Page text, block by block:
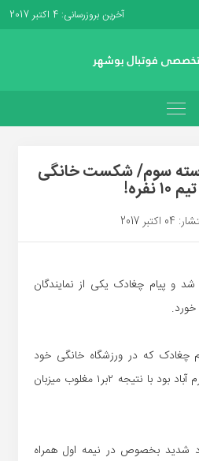
آخرین بروزرسانی: 4 اکتبر 2017
سوم/ شکست خانگی
2017
و پیام چغادک یکی از نمایندگان
چغادک که در ورزشگاه خانگی خود
میزبان تیم خوب پردیس خرم آباد بود با نتیجه ۲بر۱ مغلوب میزبان
شدید بخصوص در نیمه اول همراه